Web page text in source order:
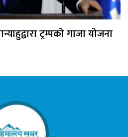
ट्रम्पको गाजा योजना